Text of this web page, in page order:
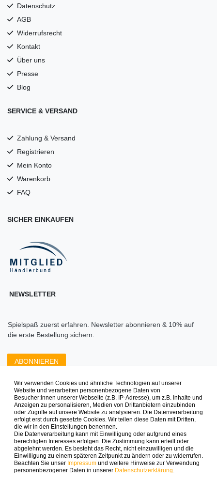
Datenschutz
AGB
Widerrufsrecht
Kontakt
Über uns
Presse
Blog
SERVICE & VERSAND
Zahlung & Versand
Registrieren
Mein Konto
Warenkorb
FAQ
SICHER EINKAUFEN
NEWSLETTER
Spielspaß zuerst erfahren. Newsletter abonnieren & 10% auf
die erste Bestellung sichern.
ABONNIEREN
Zahlungsarten die wir anbieten
Mehr Spielinspiration gefällig?
Wir verwenden Cookies und ähnliche Technologien auf unserer
Website und verarbeiten personenbezogene Daten von
Besucher:innen unserer Webseite (z.B. IP-Adresse), um z.B. Inhalte und
Anzeigen zu personalisieren, Medien von Drittanbietern einzubinden
oder Zugriffe auf unsere Website zu analysieren. Die Datenverarbeitung
erfolgt erst durch gesetzte Cookies. Wir teilen diese Daten mit Dritten,
die wir in den Einstellungen benennen.
Die Datenverarbeitung kann mit Einwilligung oder aufgrund eines
berechtigten Interesses erfolgen. Die Zustimmung kann erteilt oder
abgelehnt werden. Es besteht das Recht, nicht einzuwilligen und die
Einwilligung zu einem späteren Zeitpunkt zu ändern oder zu widerrufen.
Beachten Sie unser Impressum und weitere Hinweise zur Verwendung
personenbezogener Daten in unserer Daten­schutz­erklärung.